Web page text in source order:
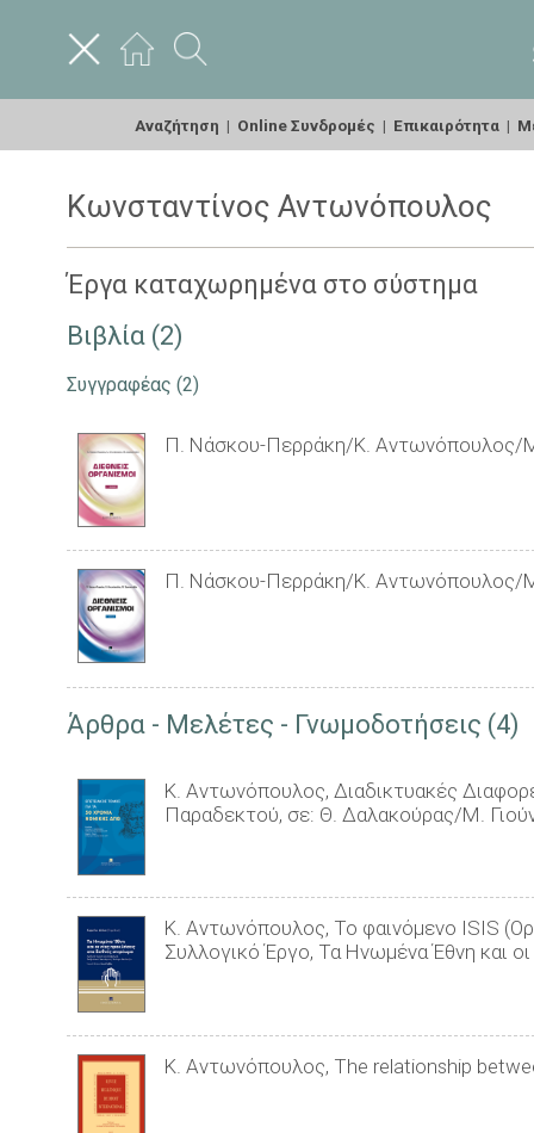
Αναζήτηση | Online Συνδρομές | Επικαιρότητα |
Κωνσταντίνος Αντωνόπουλος
Έργα καταχωρημένα στο σύστημα
Βιβλία (2)
Συγγραφέας (2)
Π. Νάσκου-Περράκη/Κ. Αντωνόπουλος/Μ.
Π. Νάσκου-Περράκη/Κ. Αντωνόπουλος/Μ.
Άρθρα - Μελέτες - Γνωμοδοτήσεις (4)
Κ. Αντωνόπουλος, Διαδικτυακές
Παραδεκτού, σε: Θ. Δαλακούρας/Μ.
Κ. Αντωνόπουλος, Το φαινόμενο ISIS
Συλλογικό Έργο, Τα Ηνωμένα Έθνη και
Κ. Αντωνόπουλος, The relationship